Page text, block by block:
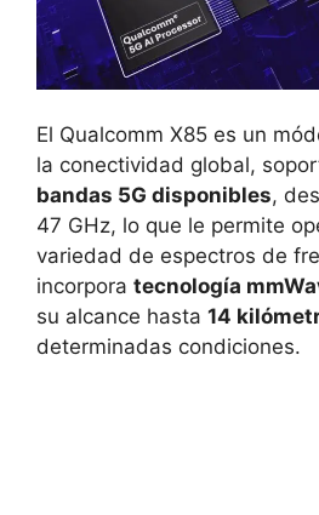
El Qualcomm X85 es un
la conectividad global,
bandas 5G disponibles,
47 GHz, lo que le permite
variedad de espectros de
incorpora tecnología
su alcance hasta 14
determinadas condiciones.